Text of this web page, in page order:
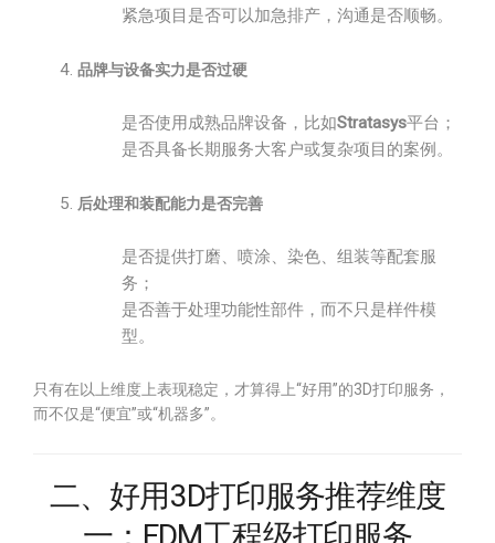
紧急项目是否可以加急排产，沟通是否顺畅。
品牌与设备实力是否过硬
是否使用成熟品牌设备，比如Stratasys平台；
是否具备长期服务大客户或复杂项目的案例。
后处理和装配能力是否完善
是否提供打磨、喷涂、染色、组装等配套服
务；
是否善于处理功能性部件，而不只是样件模
型。
只有在以上维度上表现稳定，才算得上“好用”的3D打印服务，
而不仅是“便宜”或“机器多”。
二、好用3D打印服务推荐维度